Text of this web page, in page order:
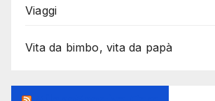
Viaggi
Vita da bimbo, vita da papà